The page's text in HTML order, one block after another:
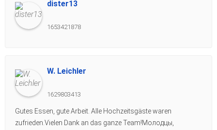
dister13
1653421878
W. Leichler
1629803413
Gutes Essen, gute Arbeit. Alle Hochzeitsgäste waren
zufrieden.Vielen Dank an das ganze Team!Молодцы,